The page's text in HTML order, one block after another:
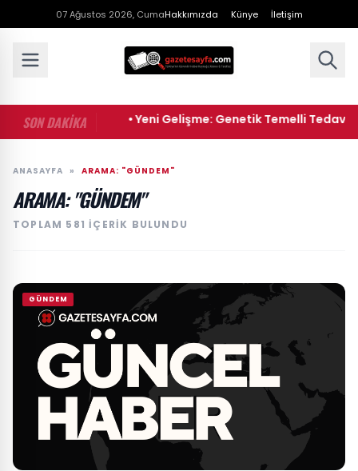
07 Ağustos 2026, CumaHakkımızda Künye İletişim
SON DAKİKA
• Yeni Gelişme: Genetik Temelli Tedavi Yöntemi
ANASAYFA » ARAMA: "GÜNDEM"
ARAMA: "GÜNDEM"
TOPLAM 581 IÇERIK BULUNDU
GÜNDEM